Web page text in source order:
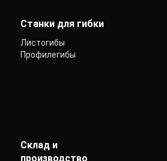
Станки для гибки
Листогибы
Профилегибы
Склад и
производство